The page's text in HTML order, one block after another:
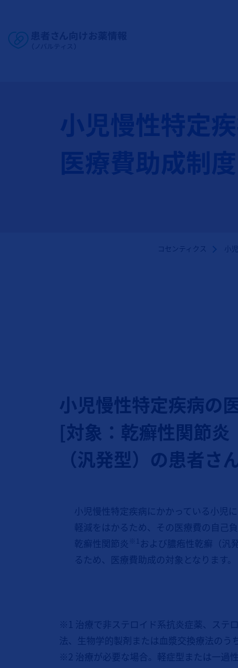
Site Logo
小児慢性特定
医療費助成制度
コセンティクス 小
小児慢性特定疾病の
[対象：乾癬性関節
（汎発型）の患者さ
小児慢性特定疾病にかかっている小児
軽減をはかるため、その医療費の自己
乾癬性関節炎 ※1 および膿疱性乾癬（汎発
るため、医療費助成の対象となります。
※1 治療で非ステロイド系抗炎症薬、ステ
法、生物学的製剤または血漿交換療法のう
※2 治療が必要な場合。軽症型または一過